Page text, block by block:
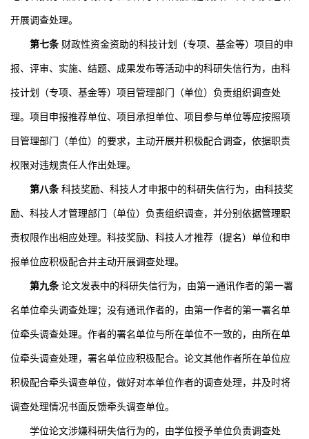
开展调查处理。
第七条 财政性资金资助的科技计划（专项、基金等）项目的申
报、评审、实施、结题、成果发布等活动中的科研失信行为，由科
技计划（专项、基金等）项目管理部门（单位）负责组织调查处
理。项目申报推荐单位、项目承担单位、项目参与单位等应按照项
目管理部门（单位）的要求，主动开展并积极配合调查，依据职责
权限对违规责任人作出处理。
第八条 科技奖励、科技人才申报中的科研失信行为，由科技奖
励、科技人才管理部门（单位）负责组织调查，并分别依据管理职
责权限作出相应处理。科技奖励、科技人才推荐（提名）单位和申
报单位应积极配合并主动开展调查处理。
第九条 论文发表中的科研失信行为，由第一通讯作者的第一署
名单位牵头调查处理；没有通讯作者的，由第一作者的第一署名单
位牵头调查处理。作者的署名单位与所在单位不一致的，由所在单
位牵头调查处理，署名单位应积极配合。论文其他作者所在单位应
积极配合牵头调查单位，做好对本单位作者的调查处理，并及时将
调查处理情况书面反馈牵头调查单位。
学位论文涉嫌科研失信行为的，由学位授予单位负责调查处